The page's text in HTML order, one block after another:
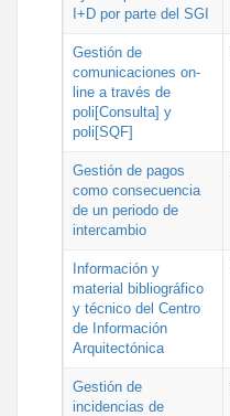
I+D por parte del SGI
Gestión de
comunicaciones on-
line a través de
poli[Consulta] y
poli[SQF]
Gestión de pagos
como consecuencia
de un periodo de
intercambio
Información y
material bibliográfico
y técnico del Centro
de Información
Arquitectónica
Gestión de
incidencias de